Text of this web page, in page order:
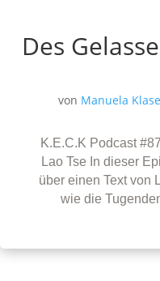
Des
von Manuela
K.E.C.K Podcast
Lao Tse In dieser
über einen Text von
wie die